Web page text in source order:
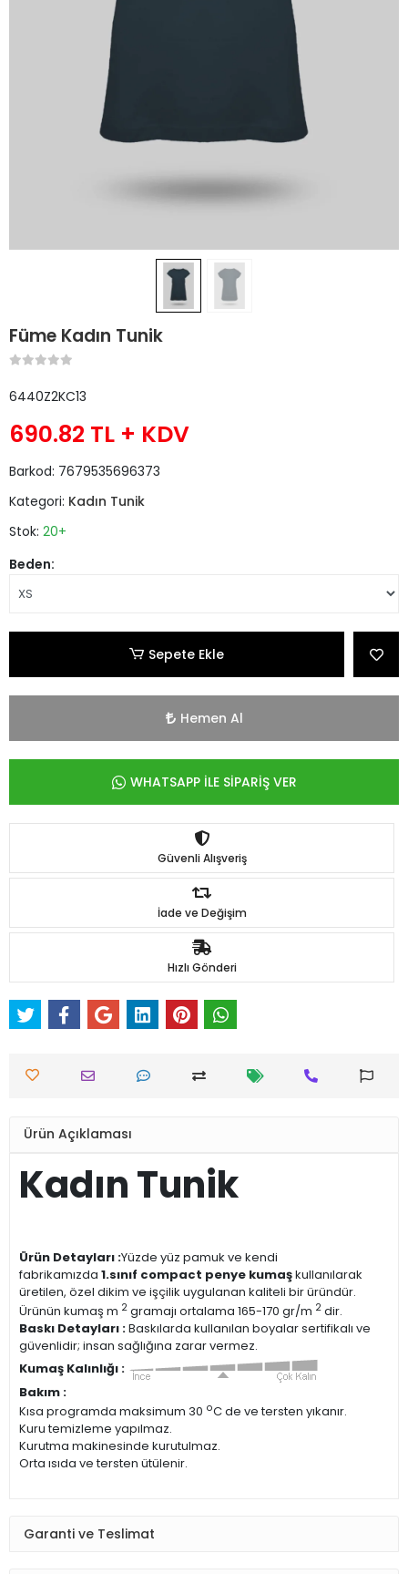
Füme Kadın Tunik
6440Z2KC13
690.82 TL + KDV
Barkod: 7679535696373
Kategori: Kadın Tunik
Stok: 20+
Beden:
Sepete Ekle
Hemen Al
WHATSAPP İLE SİPARİŞ VER
Güvenli Alışveriş
İade ve Değişim
Hızlı Gönderi
Ürün Açıklaması
Kadın Tunik
Ürün Detayları :Yüzde yüz pamuk ve kendi
fabrikamızda 1.sınıf compact penye kumaşkullanılarak
üretilen, özel dikim ve işçilik uygulanan kaliteli bir üründür.
Ürünün kumaş m 2 gramajı ortalama 165-170 gr/m 2 dir.
Baskı Detayları :Baskılarda kullanılan boyalar sertifikalı ve
güvenlidir; insan sağlığına zarar vermez.
Kumaş Kalınlığı :
Bakım :
Kısa programda maksimum 30 oC de ve tersten yıkanır.
Kuru temizleme yapılmaz.
Kurutma makinesinde kurutulmaz.
Orta ısıda ve tersten ütülenir.
Garanti ve Teslimat